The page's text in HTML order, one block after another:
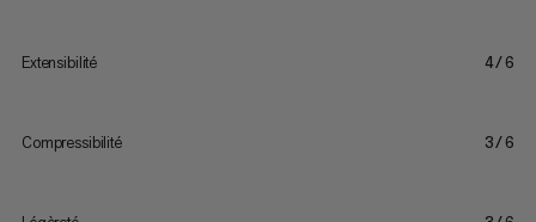
Extensibilité 4/6
Compressibilité 3/6